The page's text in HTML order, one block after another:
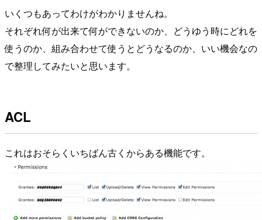
いくつもあってわけがわかりませんね。
それぞれ何が出来て何ができないのか、どうゆう時にどれを
使うのか、組み合わせて使うとどうなるのか、いい機会なの
で整理してみたいと思います。
ACL
これはおそらくいちばん古くからある機能です。